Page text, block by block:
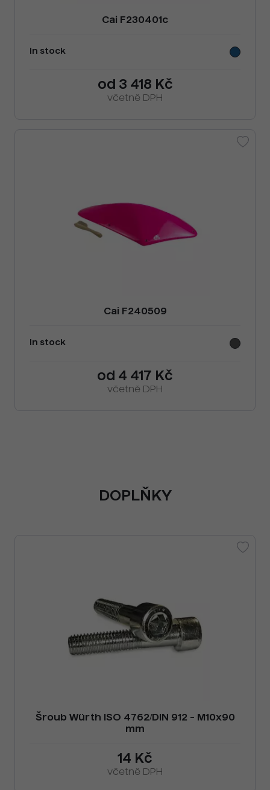
Cai F230401c
In stock
od 3 418 Kč
včetně DPH
Cai F240509
In stock
od 4 417 Kč
včetně DPH
DOPLŇKY
Šroub Würth ISO 4762/DIN 912 - M10x90
mm
14 Kč
včetně DPH